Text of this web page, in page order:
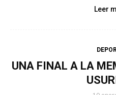
Leer
UNA FINAL A LA